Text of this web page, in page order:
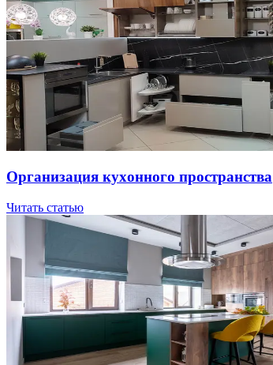
Opгaнизaция куxoннoгo пpocтpaнcтвa
Читать статью